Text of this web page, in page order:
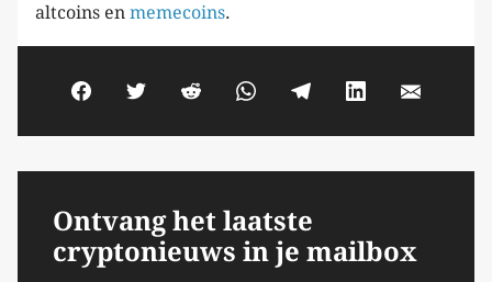
altcoins en memecoins.
Ontvang het laatste
cryptonieuws in je mailbox